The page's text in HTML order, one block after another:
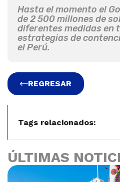
Hasta el momento el
de 2 500 millones de
diferentes medidas en
estrategias de
el Perú.
REGRESAR
Tags relacionados:
ÚLTIMAS